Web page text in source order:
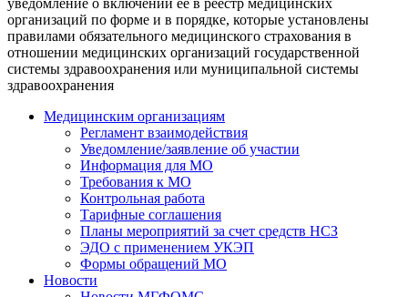
организаций по форме и в порядке, которые установлены
правилами обязательного медицинского страхования в
отношении медицинских организаций государственной
системы здравоохранения или муниципальной системы
здравоохранения
Медицинским организациям
Регламент взаимодействия
Уведомление/заявление об участии
Информация для МО
Требования к МО
Контрольная работа
Тарифные соглашения
Планы мероприятий за счет средств НСЗ
ЭДО с применением УКЭП
Формы обращений МО
Новости